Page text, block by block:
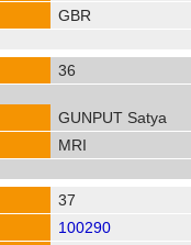
GBR
36
GUNPUT Satya
MRI
37
100290